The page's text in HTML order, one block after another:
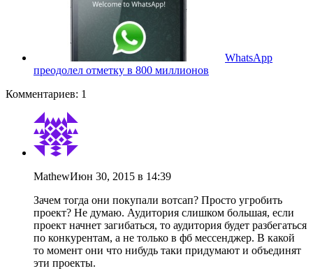
WhatsApp
преодолел отметку в 800 миллионов
Комментариев: 1
MathewИюн 30, 2015 в 14:39
Зачем тогда они покупали вотсап? Просто угробить
проект? Не думаю. Аудитория слишком большая, если
проект начнет загибаться, то аудитория будет разбегаться
по конкурентам, а не только в фб мессенджер. В какой
то момент они что нибудь таки придумают и объединят
эти проекты.